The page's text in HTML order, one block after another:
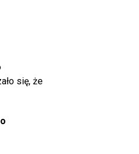
się, że